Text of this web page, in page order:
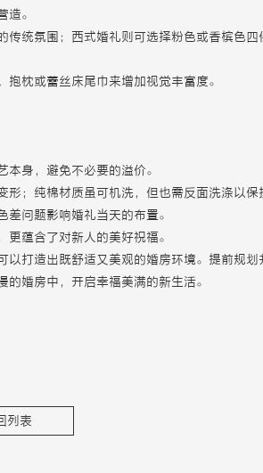
。
统氛围；西式婚礼则可选择粉色或香槟色四
枕或蕾丝床尾巾来增加视觉丰富度。
身，避免不必要的溢价。
；纯棉材质虽可机洗，但也需反面洗涤以保
问题影响婚礼当天的布置。
蕴含了对新人的美好祝福。
打造出既舒适又美观的婚房环境。提前规划
婚房中，开启幸福美满的新生活。
列表